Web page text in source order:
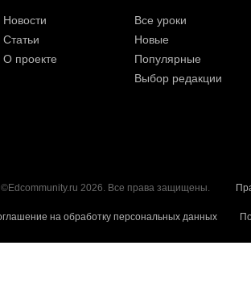
Новости
Статьи
О проекте
Все уроки
Новые
Популярные
Выбор редакции
2026. Все права защищены.
на обработку персональных данных